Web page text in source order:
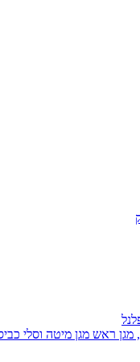
ראש מגן מיטה וסלי